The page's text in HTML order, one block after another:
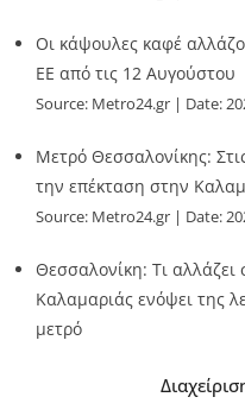
Οι κάψουλες καφέ
ΕΕ από τις 12 Αυγούστου
Source: Metro24.gr Date:
Μετρό Θεσσαλονίκης:
την επέκταση στην
Source: Metro24.gr Date:
Θεσσαλονίκη: Τι
Καλαμαριάς ενόψει της
μετρό